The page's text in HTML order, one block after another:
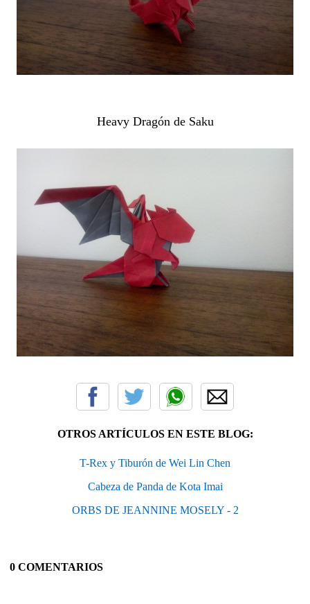
Heavy Dragón de Saku
OTROS ARTÍCULOS EN ESTE BLOG:
T-Rex y Tiburón de Wei Lin Chen
Cabeza de Panda de Kota Imai
ORBS DE JEANNINE MOSELY - 2
0 COMENTARIOS